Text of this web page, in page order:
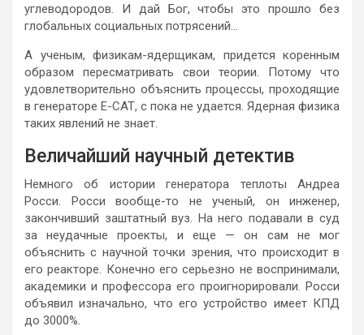
углеводородов. И дай Бог, чтобы это прошло без
глобальных социальных потрясений…
А ученым, физикам-ядерщикам, придется коренным
образом пересматривать свои теории. Потому что
удовлетворительно объяснить процессы, проходящие
в генераторе Е-САТ, с пока не удается. Ядерная физика
таких явлений не знает.
Величайший научный детектив
Немного об истории генератора теплоты Андреа
Росси. Росси вообще-то не ученый, он инженер,
закончивший заштатный вуз. На него подавали в суд
за неудачные проекты, и еще — он сам не мог
объяснить с научной точки зрения, что происходит в
его реакторе. Конечно его серьезно не воспринимали,
академики и профессора его проигнорировали. Росси
объявил изначально, что его устройство имеет КПД
до 3000%.